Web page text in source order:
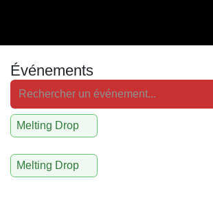
Événements
Melting Drop
Melting Drop